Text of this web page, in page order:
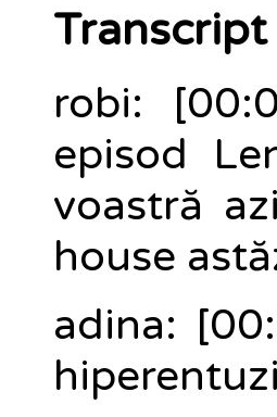
Transcript
robi:
episod
voastră
house
adina: